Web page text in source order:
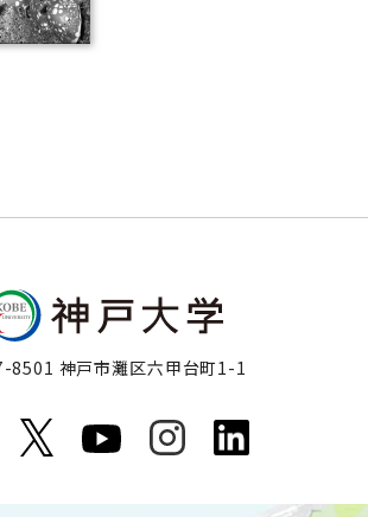
8501 神戸市灘区六甲台町1-1